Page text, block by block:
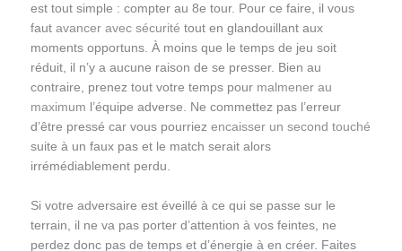
est tout simple : compter au 8e tour. Pour ce faire, il vous
faut avancer avec sécurité tout en glandouillant aux
moments opportuns. À moins que le temps de jeu soit
réduit, il n’y a aucune raison de se presser. Bien au
contraire, prenez tout votre temps pour malmener au
maximum l’équipe adverse. Ne commettez pas l’erreur
d’être pressé car vous pourriez encaisser un second touché
suite à un faux pas et le match serait alors
irrémédiablement perdu.
Si votre adversaire est éveillé à ce qui se passe sur le
terrain, il ne va pas porter d’attention à vos feintes, ne
perdez donc pas de temps et d’énergie à en créer. Faites